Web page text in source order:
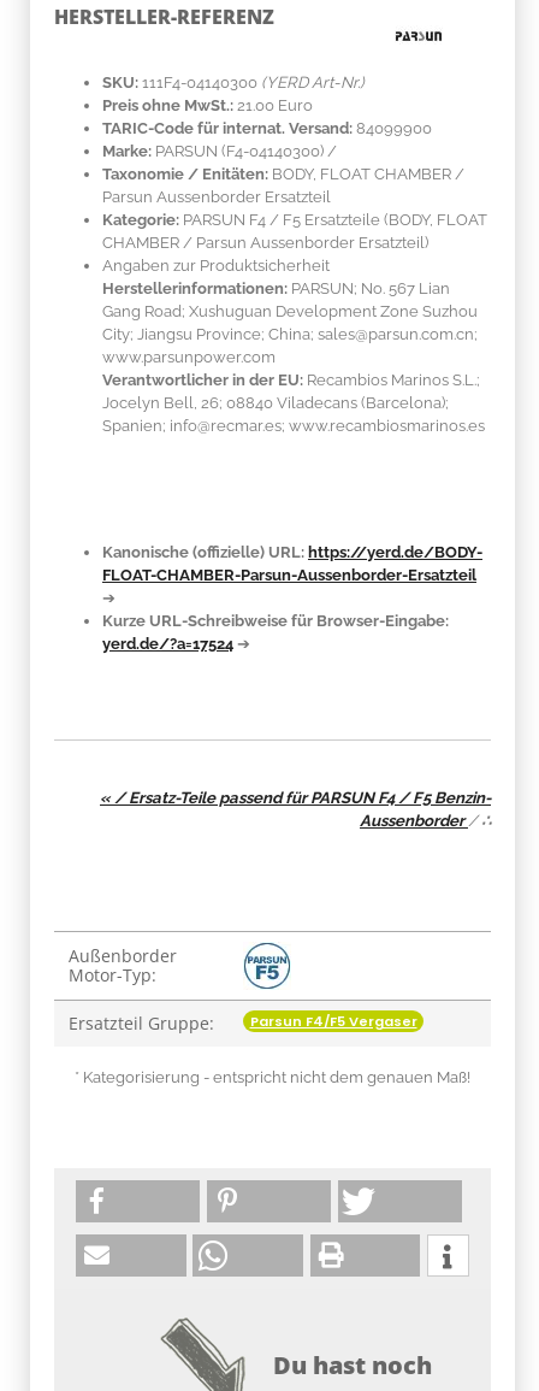
HERSTELLER-REFERENZ
SKU: 111F4-04140300 (YERD Art-Nr.)
Preis ohne MwSt.: 21.00 Euro
TARIC-Code für internat. Versand: 84099900
Marke: PARSUN (F4-04140300) /
Taxonomie / Enitäten: BODY, FLOAT CHAMBER /
Parsun Aussenborder Ersatzteil
Kategorie: PARSUN F4 / F5 Ersatzteile (BODY, FLOAT
CHAMBER / Parsun Aussenborder Ersatzteil)
Angaben zur Produktsicherheit
Herstellerinformationen: PARSUN; No. 567 Lian
Gang Road; Xushuguan Development Zone Suzhou
City; Jiangsu Province; China; sales@parsun.com.cn;
www.parsunpower.com
Verantwortlicher in der EU: Recambios Marinos S.L.;
Jocelyn Bell, 26; 08840 Viladecans (Barcelona);
Spanien; info@recmar.es; www.recambiosmarinos.es
Kanonische (offizielle) URL: https://yerd.de/BODY-
FLOAT-CHAMBER-Parsun-Aussenborder-Ersatzteil
➔
Kurze URL-Schreibweise für Browser-Eingabe:
yerd.de/?a=17524 ➔
« / Ersatz-Teile passend für PARSUN F4 / F5 Benzin-
Aussenborder/∴
Produkteigenschaft
Wert
Außenborder
Motor-Typ:
Ersatzteil Gruppe: Parsun F4/F5 Vergaser
* Kategorisierung - entspricht nicht dem genauen Maß!
Du hast noch